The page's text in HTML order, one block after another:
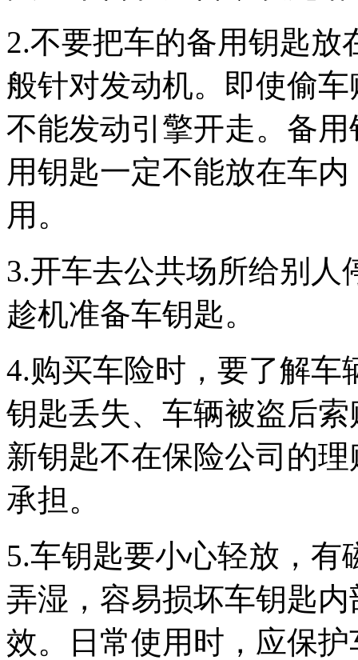
2.不要把车的备用钥匙
般针对发动机。即使偷
不能发动引擎开走。备
用钥匙一定不能放在车
用。
3.开车去公共场所给别
趁机准备车钥匙。
4.购买车险时，要了解车
钥匙丢失、车辆被盗后
新钥匙不在保险公司的
承担。
5.车钥匙要小心轻放，
弄湿，容易损坏车钥匙
效。日常使用时，应保